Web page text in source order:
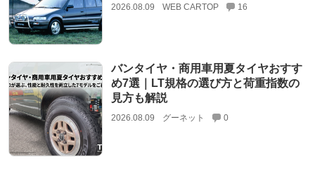
2026.08.09 WEB CARTOP 16
バンタイヤ・商用車用夏タイヤおすす
め7選｜LT規格の選び方と荷重指数の
見方も解説
2026.08.09 グーネット 0